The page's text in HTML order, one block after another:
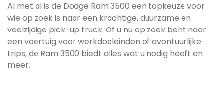
Al met al is de Dodge Ram 3500 een topkeuze voor
wie op zoek is naar een krachtige, duurzame en
veelzijdige pick-up truck. Of u nu op zoek bent naar
een voertuig voor werkdoeleinden of avontuurlijke
trips, de Ram 3500 biedt alles wat u nodig heeft en
meer.